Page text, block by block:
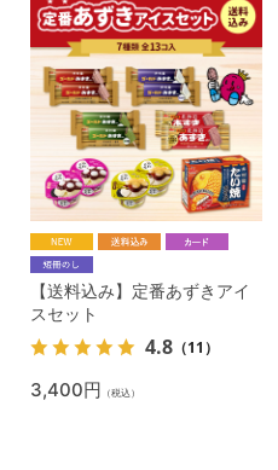
【送料込み】定番あずきアイ
スセット
4.8 （11）
3,400円 （税込）